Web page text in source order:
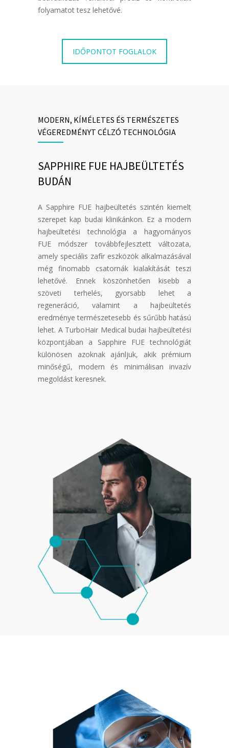
folyamatot tesz lehetővé.
IDŐPONTOT FOGLALOK
MODERN, KÍMÉLETES ÉS TERMÉSZETES
VÉGEREDMÉNYT CÉLZÓ TECHNOLÓGIA
SAPPHIRE FUE HAJBEÜLTETÉS
BUDÁN
A Sapphire FUE hajbeültetés szintén kiemelt
szerepet kap budai klinikánkon. Ez a modern
hajbeültetési technológia a hagyományos
FUE módszer továbbfejlesztett változata,
amely speciális zafír eszközök alkalmazásával
még finomabb csatornák kialakítását teszi
lehetővé. Ennek köszönhetően kisebb a
szöveti terhelés, gyorsabb lehet a
regeneráció, valamint a hajbeültetés
eredménye természetesebb és sűrűbb hatású
lehet. A TurboHair Medical budai hajbeültetési
központjában a Sapphire FUE technológiát
különösen azoknak ajánljuk, akik prémium
minőségű, modern és minimálisan invazív
megoldást keresnek.